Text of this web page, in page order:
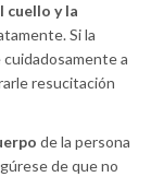
cuello y la
Si la
a
resucitación
de la persona
de que no